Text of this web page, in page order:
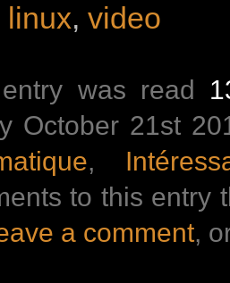
linux, video
was read
October 21st
,
to this entry
a comment,